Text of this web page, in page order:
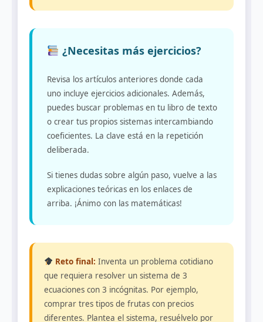
¿Necesitas más ejercicios?
Revisa los artículos anteriores donde cada
uno incluye ejercicios adicionales. Además,
puedes buscar problemas en tu libro de texto
o crear tus propios sistemas intercambiando
coeficientes. La clave está en la repetición
deliberada.
Si tienes dudas sobre algún paso, vuelve a las
explicaciones teóricas en los enlaces de
arriba. ¡Ánimo con las matemáticas!
Reto final: Inventa un problema cotidiano
que requiera resolver un sistema de 3
ecuaciones con 3 incógnitas. Por ejemplo,
comprar tres tipos de frutas con precios
diferentes. Plantea el sistema, resuélvelo por